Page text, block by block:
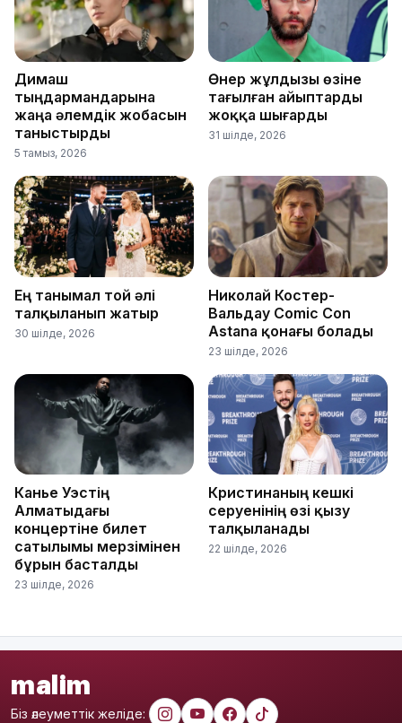
Димаш
тыңдармандарына
жаңа әлемдік жобасын
таныстырды
5 тамыз, 2026
Өнер жұлдызы өзіне
тағылған айыптарды
жоққа шығарды
31 шілде, 2026
Ең танымал той әлі
талқыланып жатыр
30 шілде, 2026
Николай Костер-
Вальдау Comic Con
Astana қонағы болады
23 шілде, 2026
Канье Уэстің
Алматыдағы
концертіне билет
сатылымы мерзімінен
бұрын басталды
23 шілде, 2026
Кристинаның кешкі
серуенінің өзі қызу
талқыланады
22 шілде, 2026
malim
Біз әлеуметтік желіде: